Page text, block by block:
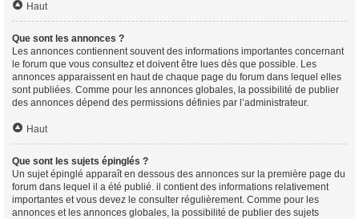
Haut
Que sont les annonces ?
Les annonces contiennent souvent des informations importantes concernant
le forum que vous consultez et doivent être lues dès que possible. Les
annonces apparaissent en haut de chaque page du forum dans lequel elles
sont publiées. Comme pour les annonces globales, la possibilité de publier
des annonces dépend des permissions définies par l’administrateur.
Haut
Que sont les sujets épinglés ?
Un sujet épinglé apparaît en dessous des annonces sur la première page du
forum dans lequel il a été publié. il contient des informations relativement
importantes et vous devez le consulter régulièrement. Comme pour les
annonces et les annonces globales, la possibilité de publier des sujets